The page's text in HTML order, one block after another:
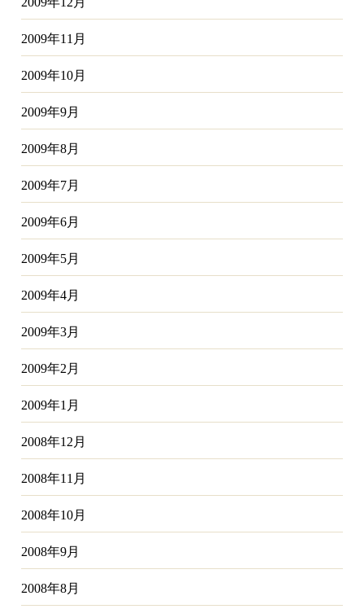
2009年11月
2009年10月
2009年9月
2009年8月
2009年7月
2009年6月
2009年5月
2009年4月
2009年3月
2009年2月
2009年1月
2008年12月
2008年11月
2008年10月
2008年9月
2008年8月